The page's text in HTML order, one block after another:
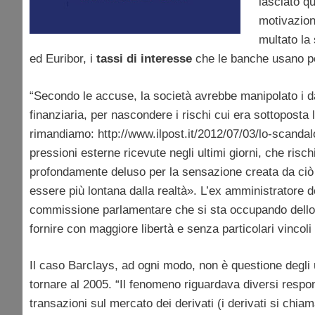
multato la
ed Euribor, i tassi di interesse che le banche usano
“Secondo le accuse, la società avrebbe manipolato i
finanziaria, per nascondere i rischi cui era sottoposta
rimandiamo: http://www.ilpost.it/2012/07/03/lo-
pressioni esterne ricevute negli ultimi giorni, che
profondamente deluso per la sensazione creata da
essere più lontana dalla realtà». L’ex amministratore
commissione parlamentare che si sta occupando
fornire con maggiore libertà e senza particolari
Il caso Barclays, ad ogni modo, non è questione
tornare al 2005. “Il fenomeno riguardava diversi
transazioni sul mercato dei derivati (i derivati si